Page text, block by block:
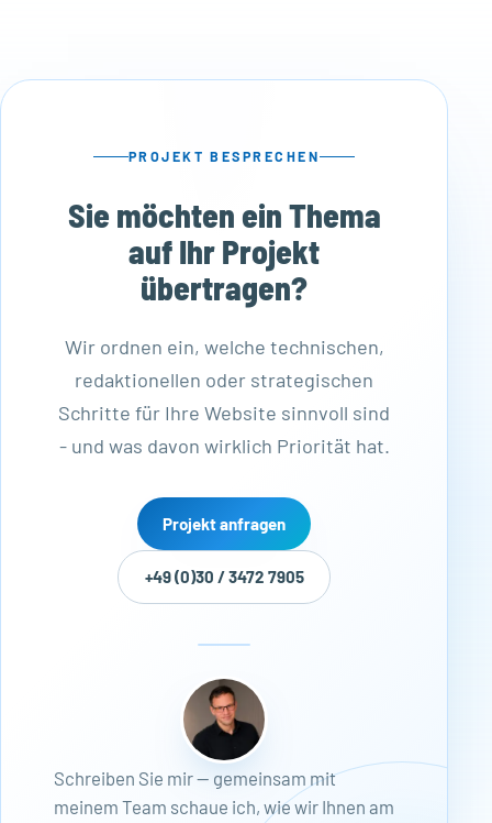
PROJEKT BESPRECHEN
Sie möchten ein Thema
auf Ihr Projekt
übertragen?
Wir ordnen ein, welche technischen,
redaktionellen oder strategischen
Schritte für Ihre Website sinnvoll sind
- und was davon wirklich Priorität hat.
Projekt anfragen
+49 (0)30 / 3472 7905
Schreiben Sie mir — gemeinsam mit
meinem Team schaue ich, wie wir Ihnen am